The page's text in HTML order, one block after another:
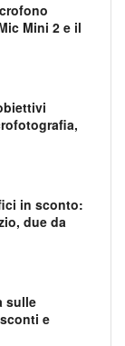
Mini 2 e il
in sconto:
due da
sulle
e